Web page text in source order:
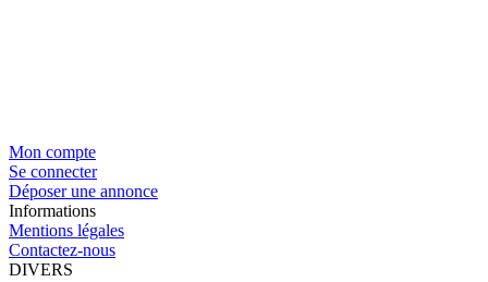
Mon compte
Se connecter
Déposer une annonce
Informations
Mentions légales
Contactez-nous
DIVERS